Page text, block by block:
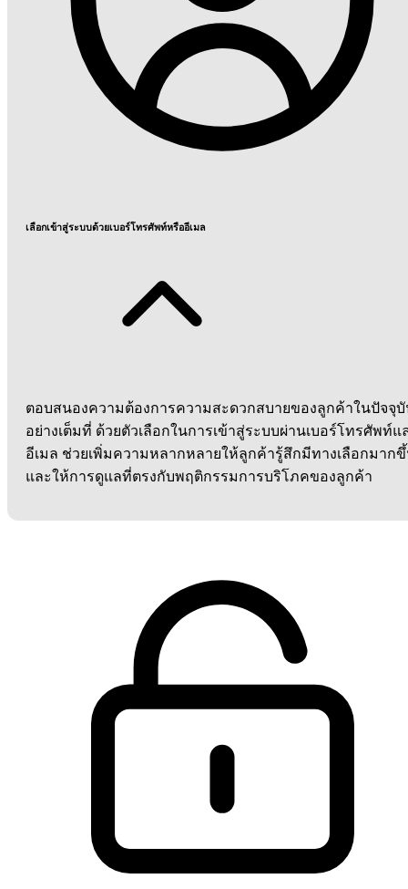
เลือกเข้าสู่ระบบด้วยเบอร์โทรศัพท์หรืออีเมล
ตอบสนองความต้องการความสะดวกสบายของลูกค้าในปัจจุ
อย่างเต็มที่ ด้วยตัวเลือกในการเข้าสู่ระบบผ่านเบอร์โทรศัพท์แ
อีเมล ช่วยเพิ่มความหลากหลายให้ลูกค้ารู้สึกมีทางเลือกมาก
และให้การดูแลที่ตรงกับพฤติกรรมการบริโภคของลูกค้า